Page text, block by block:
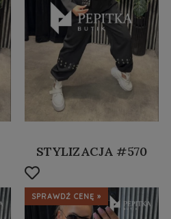
STYLIZACJA #570
SPRAWDŹ CENĘ »